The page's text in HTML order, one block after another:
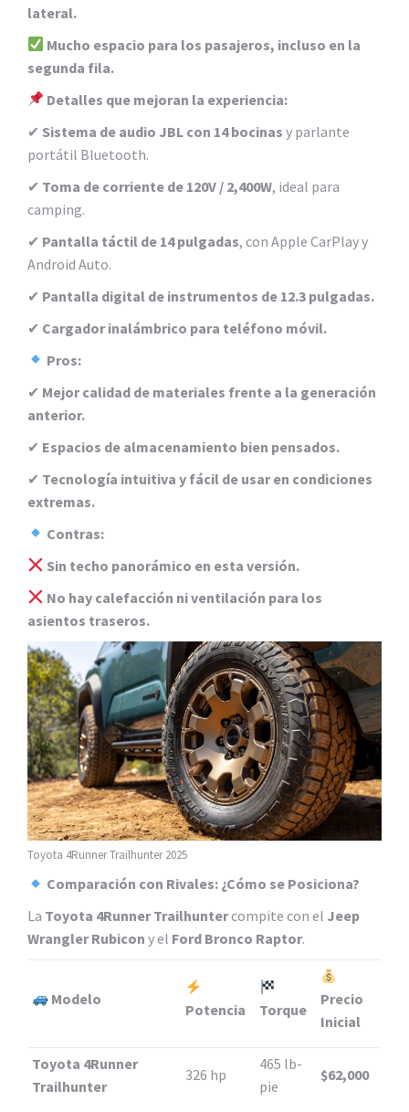
lateral.
Mucho espacio para los pasajeros, incluso en la
segunda fila.
Detalles que mejoran la experiencia:
✔ Sistema de audio JBL con 14 bocinas y parlante
portátil Bluetooth.
✔ Toma de corriente de 120V / 2,400W, ideal para
camping.
✔ Pantalla táctil de 14 pulgadas, con Apple CarPlay y
Android Auto.
✔ Pantalla digital de instrumentos de 12.3 pulgadas.
✔ Cargador inalámbrico para teléfono móvil.
Pros:
✔ Mejor calidad de materiales frente a la generación
anterior.
✔ Espacios de almacenamiento bien pensados.
✔ Tecnología intuitiva y fácil de usar en condiciones
extremas.
Contras:
Sin techo panorámico en esta versión.
No hay calefacción ni ventilación para los
asientos traseros.
Toyota 4Runner Trailhunter 2025
Comparación con Rivales: ¿Cómo se Posiciona?
La Toyota 4Runner Trailhuntercompite con el Jeep
Wrangler Rubicon y el Ford Bronco Raptor.
Modelo
Potencia Torque
Precio
Inicial
Toyota 4Runner
Trailhunter
326 hp
465 lb-
pie
$62,000